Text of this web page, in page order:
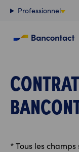
Contenu
Professionnel
* Tous les